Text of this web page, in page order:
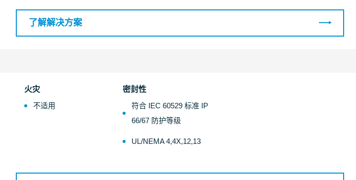
了解解决方案
火灾
不适用
密封性
符合 IEC 60529 标准 IP
66/67 防护等级
UL/NEMA 4,4X,12,13